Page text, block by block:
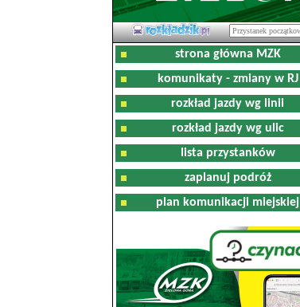
strona główna MZK
komunikaty - zmiany w RJ
rozkład jazdy wg linii
rozkład jazdy wg ulic
lista przystanków
zaplanuj podróż
plan komunikacji miejskiej